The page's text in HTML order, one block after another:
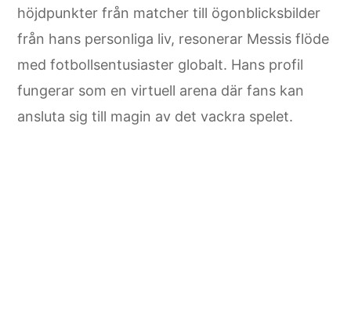
höjdpunkter från matcher till ögonblicksbilder
från hans personliga liv, resonerar Messis flöde
med fotbollsentusiaster globalt. Hans profil
fungerar som en virtuell arena där fans kan
ansluta sig till magin av det vackra spelet.